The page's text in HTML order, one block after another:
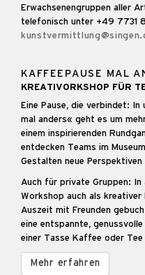
Erwachsenengruppen aller
telefonisch unter +49 7731
KAFFEEPAUSE MAL
KREATIVORKSHOP FÜR
Eine Pause, die verbindet:
mal anders« geht es um
einem inspirierenden
entdecken Teams im
Gestalten neue
Auch für private Gruppen:
Workshop auch als
Auszeit mit Freunden
eine entspannte,
einer Tasse Kaffee oder Tee
Mehr erfahren